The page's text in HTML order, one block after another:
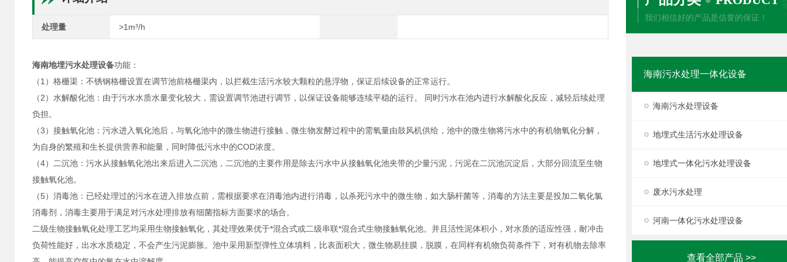
我们相信好的产品是信誉的保证！
海南污水处理一体化设备
海南污水处理设备
地埋式生活污水处理设备
地埋式一体化污水处理设备
废水污水处理
河南一体化污水处理设备
查看全部产品 >>
处理量 >1m³/h
海南地埋污水处理设备功能：
（1）格栅渠：不锈钢格栅设置在调节池前格栅渠内，以拦截生活污水较大颗粒的悬浮物，保证后续设备的正常运行。
（2）水解酸化池：由于污水水质水量变化较大，需设置调节池进行调节，以保证设备能够连续平稳的运行。 同时污水在池内进行水解酸化反应，减轻后续处理
负担。
（3）接触氧化池：污水进入氧化池后，与氧化池中的微生物进行接触，微生物发酵过程中的需氧量由鼓风机供给，池中的微生物将污水中的有机物氧化分解，
为自身的繁殖和生长提供营养和能量，同时降低污水中的COD浓度。
（4）二沉池：污水从接触氧化池出来后进入二沉池，二沉池的主要作用是除去污水中从接触氧化池夹带的少量污泥，污泥在二沉池沉淀后，大部分回流至生物
接触氧化池。
（5）消毒池：已经处理过的污水在进入排放点前，需根据要求在消毒池内进行消毒，以杀死污水中的微生物，如大肠杆菌等，消毒的方法主要是投加二氧化氯
消毒剂，消毒主要用于满足对污水处理排放有细菌指标方面要求的场合。
二级生物接触氧化处理工艺均采用生物接触氧化，其处理效果优于*混合式或二级串联*混合式生物接触氧化池。并且活性泥体积小，对水质的适应性强，耐冲击
负荷性能好，出水水质稳定，不会产生污泥膨胀。池中采用新型弹性立体填料，比表面积大，微生物易挂膜，脱膜，在同样有机物负荷条件下，对有机物去除率